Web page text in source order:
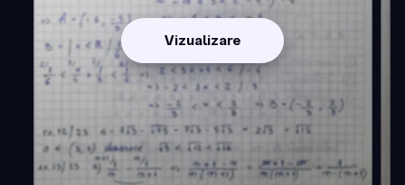
Vizualizare